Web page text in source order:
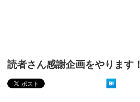
読者さん感謝企画をやります！